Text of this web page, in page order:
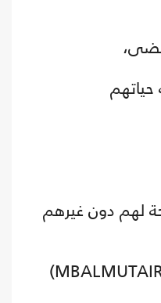
لهم دون غيرهم